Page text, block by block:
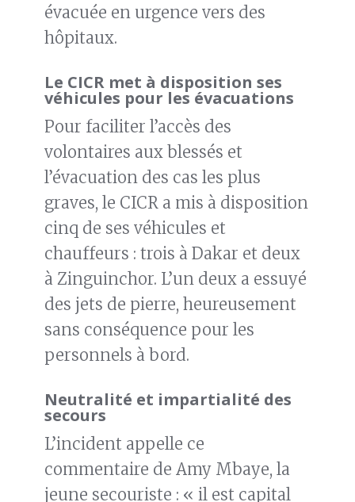
évacuée en urgence vers des
hôpitaux.
Le CICR met à disposition ses
véhicules pour les évacuations
Pour faciliter l’accès des
volontaires aux blessés et
l’évacuation des cas les plus
graves, le CICR a mis à disposition
cinq de ses véhicules et
chauffeurs : trois à Dakar et deux
à Zinguinchor. L’un deux a essuyé
des jets de pierre, heureusement
sans conséquence pour les
personnels à bord.
Neutralité et impartialité des
secours
L’incident appelle ce
commentaire de Amy Mbaye, la
jeune secouriste : « il est capital